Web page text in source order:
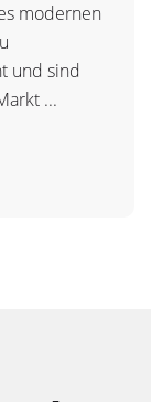
modernen
und sind
...